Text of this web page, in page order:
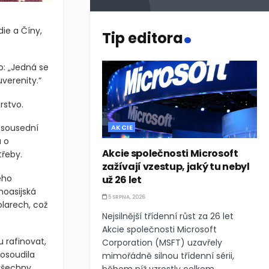
a Číny,
„Jedná se
o
což
rafinovat,
Tip editora.
AKCIE
Akcie společnosti Microsoft
zažívají vzestup, jaký tu nebyl
už 26 let
5 SRPNA, 2026
Nejsilnější třídenní růst za 26 let
Akcie společnosti Microsoft
Corporation (MSFT) uzavřely
mimořádně silnou třídenní sérii,